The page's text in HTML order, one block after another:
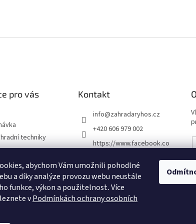
abychom Vám umožnili pohodlné
a díky analýze provozu webu neustále
funkce, výkon a použitelnost.Více
vPodmínkách ochrany osobních
pro vás
techniky
osobních
Kontakt
info@zahradaryhos.cz
+420 606 979 002
https://www.facebook.co
zahradaryhos.cz